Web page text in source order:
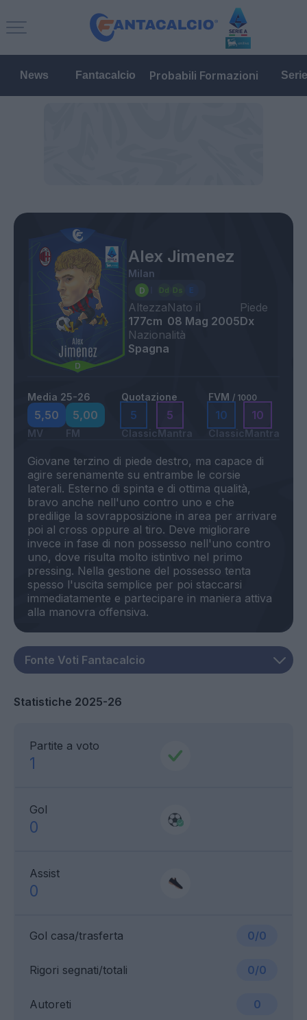
News Fantacalcio Probabili Formazioni
Alex Jimenez
Milan
Altezza
177cm
Nato il
08 Mag 2005
Piede
Dx
Nazionalità
Spagna
Media 25-26
5,50
MV
5,00
FM
Quotazione
5
Classic
5
Mantra
FVM / 1000
10
Classic
10
Mantra
Giovane terzino di piede destro, ma capace di
agire serenamente su entrambe le corsie
laterali. Esterno di spinta e di ottima qualità,
bravo anche nell'uno contro uno e che
predilige la sovrapposizione in area per arrivare
poi al cross oppure al tiro. Deve migliorare
invece in fase di non possesso nell'uno contro
uno, dove risulta molto istintivo nel primo
pressing. Nella gestione del possesso tenta
spesso l'uscita semplice per poi staccarsi
immediatamente e partecipare in maniera attiva
Statistiche 2025-26
Partite a voto
1
Gol
0
Assist
0
Gol casa/trasferta 0/0
Rigori segnati/totali 0/0
Autoreti 0